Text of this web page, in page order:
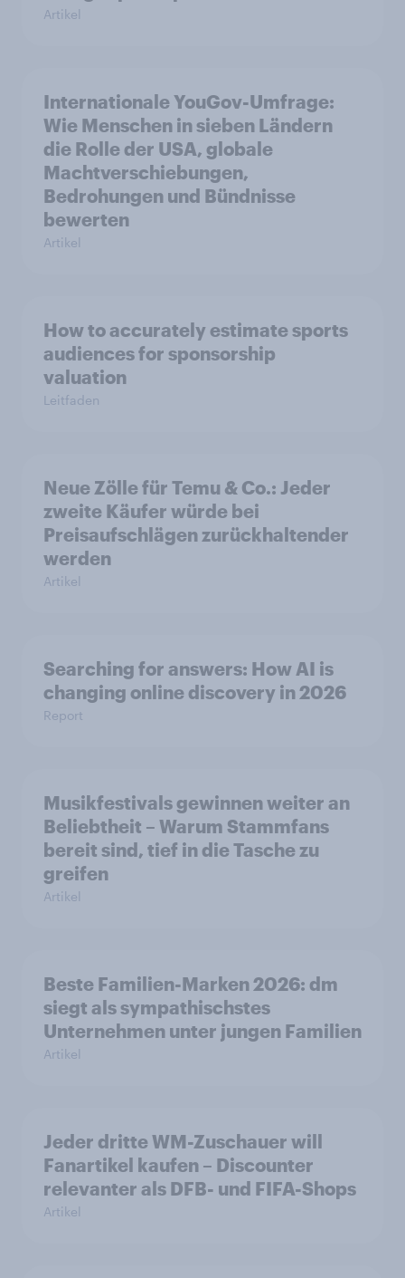
Artikel
Internationale YouGov-Umfrage:
Wie Menschen in sieben Ländern
die Rolle der USA, globale
Machtverschiebungen,
Bedrohungen und Bündnisse
bewerten
Artikel
How to accurately estimate sports
audiences for sponsorship
valuation
Leitfaden
Neue Zölle für Temu & Co.: Jeder
zweite Käufer würde bei
Preisaufschlägen zurückhaltender
werden
Artikel
Searching for answers: How AI is
changing online discovery in 2026
Report
Musikfestivals gewinnen weiter an
Beliebtheit – Warum Stammfans
bereit sind, tief in die Tasche zu
greifen
Artikel
Beste Familien-Marken 2026: dm
siegt als sympathischstes
Unternehmen unter jungen Familien
Artikel
Jeder dritte WM-Zuschauer will
Fanartikel kaufen – Discounter
relevanter als DFB- und FIFA-Shops
Artikel